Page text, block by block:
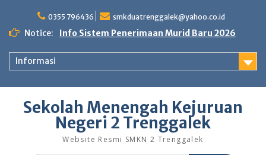
0355 796436 smkduatrenggalek@yahoo.co.id
Notice: Info Sistem Penerimaan Murid Baru 2026
Informasi
Sekolah Menengah Kejuruan
Negeri 2 Trenggalek
Website Resmi SMKN 2 Trenggalek